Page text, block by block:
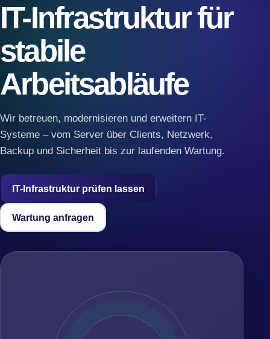
IT-Infrastruktur für
stabile
Arbeitsabläufe
Wir betreuen, modernisieren und erweitern IT-
Systeme – vom Server über Clients, Netzwerk,
Backup und Sicherheit bis zur laufenden Wartung.
IT-Infrastruktur prüfen lassen
Wartung anfragen